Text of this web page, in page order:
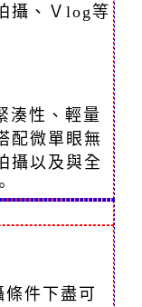
攝、Ｖlog等
湊性、輕量
配微單眼無
攝以及與全
件下盡可